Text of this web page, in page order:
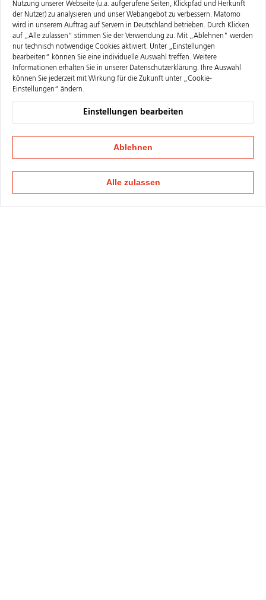
Nutzung unserer Webseite (u.a. aufgerufene Seiten, Klickpfad und Herkunft
der Nutzer) zu analysieren und unser Webangebot zu verbessern. Matomo
wird in unserem Auftrag auf Servern in Deutschland betrieben. Durch Klicken
auf „Alle zulassen“ stimmen Sie der Verwendung zu. Mit „Ablehnen" werden
nur technisch notwendige Cookies aktiviert. Unter „Einstellungen
bearbeiten“ können Sie eine individuelle Auswahl treffen. Weitere
Informationen erhalten Sie in unserer Datenschutzerklärung. Ihre Auswahl
können Sie jederzeit mit Wirkung für die Zukunft unter „Cookie-
Einstellungen“ ändern.
Einstellungen bearbeiten
Ablehnen
Alle zulassen